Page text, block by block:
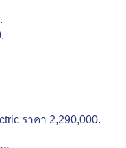
ราคา 2,290,000.